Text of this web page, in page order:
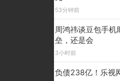
53分钟前
周鸿祎谈豆包手机
垒，还是会
3小时前
负债238亿！乐视